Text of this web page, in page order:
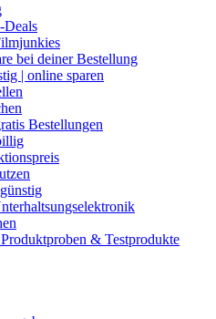
Deals
bei deiner Bestellung
| online sparen
Bestellungen
& Testprodukte